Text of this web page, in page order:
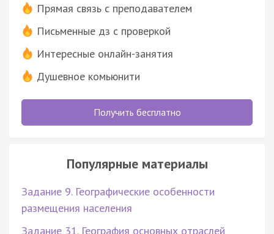
Прямая связь с преподавателем
Письменные дз с проверкой
Интересные онлайн-занятия
Душевное комьюнити
Получить бесплатно
Популярные материалы
Задание 9. Географические особенности
размещения населения
Задание 31. География основных отраслей